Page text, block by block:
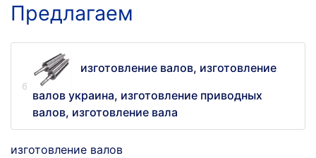
Предлагаем
изготовление валов, изготовление
валов украина, изготовление приводных
валов, изготовление вала
изготовление валов